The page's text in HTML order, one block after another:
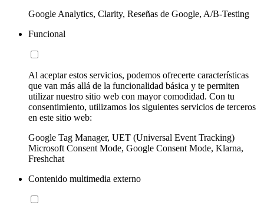
Google Analytics, Clarity, Reseñas de Google, A/B-Testing
Funcional
Al aceptar estos servicios, podemos ofrecerte características
que van más allá de la funcionalidad básica y te permiten
utilizar nuestro sitio web con mayor comodidad. Con tu
consentimiento, utilizamos los siguientes servicios de terceros
en este sitio web:
Google Tag Manager, UET (Universal Event Tracking)
Microsoft Consent Mode, Google Consent Mode, Klarna,
Freshchat
Contenido multimedia externo